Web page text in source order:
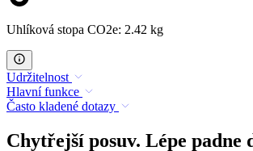
Uhlíková stopa CO2e: 2.42 kg
Udržitelnost
Hlavní funkce
Často kladené dotazy
Chytřejší posuv. Lépe padne